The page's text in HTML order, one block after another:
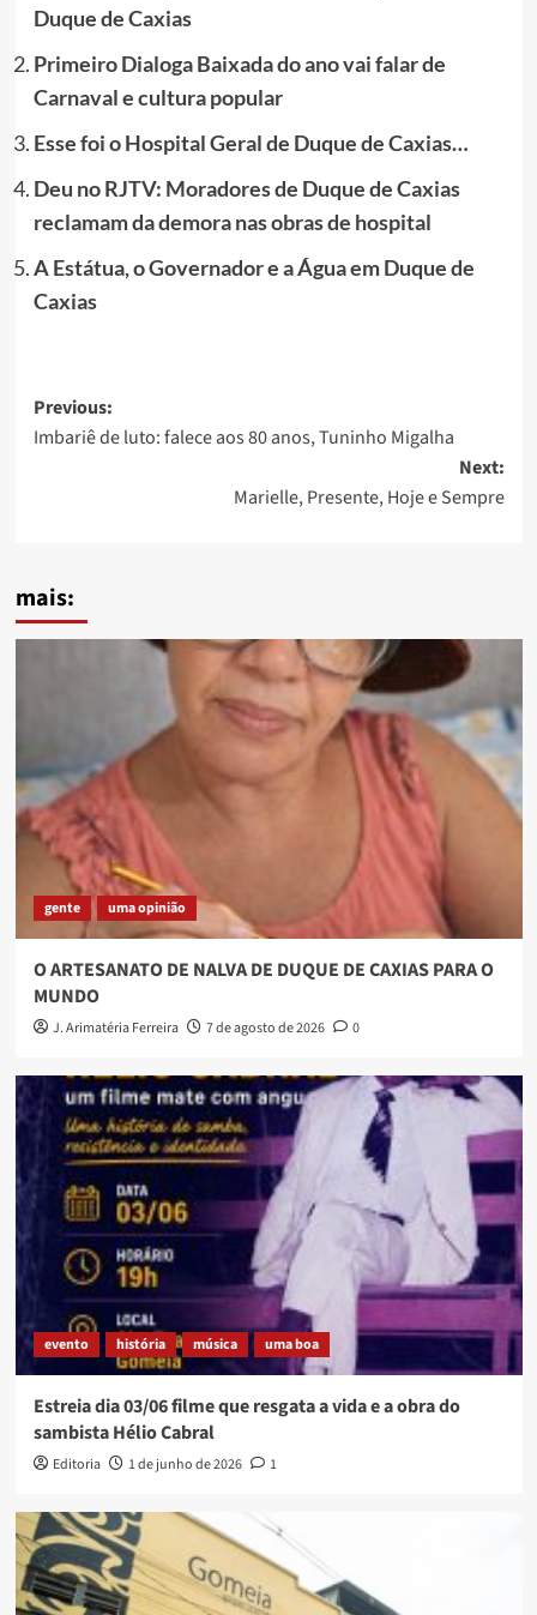
Duque de Caxias
Primeiro Dialoga Baixada do ano vai falar de
Carnaval e cultura popular
Esse foi o Hospital Geral de Duque de Caxias…
Deu no RJTV: Moradores de Duque de Caxias
reclamam da demora nas obras de hospital
A Estátua, o Governador e a Água em Duque de
Caxias
Post
navigation
Previous:
Imbariê de luto: falece aos 80 anos, Tuninho Migalha
Next:
Marielle, Presente, Hoje e Sempre
mais:
gente uma opinião
O ARTESANATO DE NALVA DE DUQUE DE CAXIAS PARA O
MUNDO
J. Arimatéria Ferreira 7 de agosto de 2026 0
evento história música uma boa
Estreia dia 03/06 filme que resgata a vida e a obra do
sambista Hélio Cabral
Editoria 1 de junho de 2026 1